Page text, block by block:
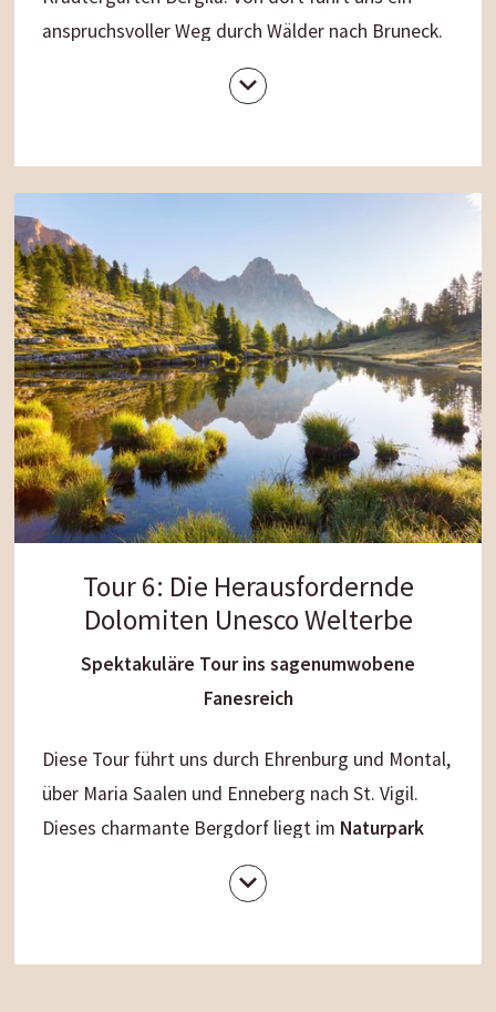
anspruchsvoller Weg durch Wälder nach Bruneck.
Ab hier folgen wir dem Pustertaler Radweg
entlang der Rienz bis nach Welsberg. Hier biegen
den Wegweisern zur Perle der Dolomiten, dem
der Seekofel im smaragdgrün glänzenden Wasser.
Bei einerTour mit dem Ruderboot
richtig die Seele baumeln. Besonders Mutige
wagen sogar einen Sprung ins eiskalte und
kristallklare Nass. Über dieselbe Route radeln wir
schließlich zum Gassenwirt zurück, wo wir
unseren Biketag mit einem erfrischenden
„Boscofresco“ausklingen lassen.
Streckenlänge:79 km
Fahrzeit:6,5 Stunden
Höhenunterschied:680 m
Tour 6: Die Herausfordernde
Dolomiten Unesco Welterbe
Spektakuläre Tour ins sagenumwobene
Fanesreich
Diese Tour führt uns durch Ehrenburg und Montal,
über Maria Saalen und Enneberg nach St. Vigil.
Dieses charmante Bergdorf liegt im Naturpark
mit imposanten Ausblicken
auf die umliegende Bergwelt. Durch die
Baches gelangen wir zum Berggasthaus Pederü